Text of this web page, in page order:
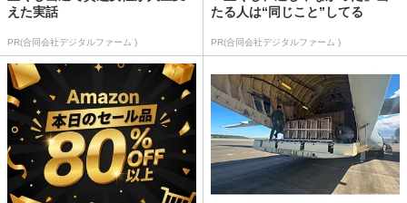
えた実話
PR(合同会社デジタルファーム )
たる人は“同じこと”してる
PR(合同会社デジタルファーム )